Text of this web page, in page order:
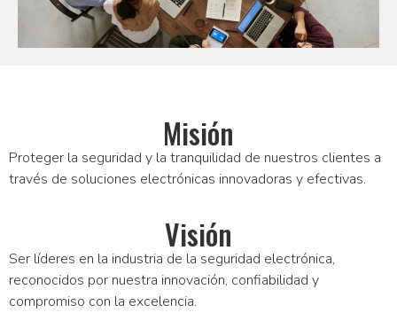
Misión
Proteger la seguridad y la tranquilidad de nuestros clientes a
través de soluciones electrónicas innovadoras y efectivas.
Visión
Ser líderes en la industria de la seguridad electrónica,
reconocidos por nuestra innovación, confiabilidad y
compromiso con la excelencia.